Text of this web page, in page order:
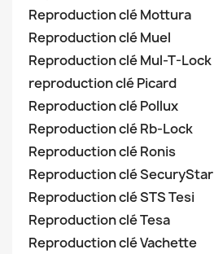
Reproduction clé Mottura
Reproduction clé Muel
Reproduction clé Mul-T-Lock
reproduction clé Picard
Reproduction clé Pollux
Reproduction clé Rb-Lock
Reproduction clé Ronis
Reproduction clé SecuryStar
Reproduction clé STS Tesi
Reproduction clé Tesa
Reproduction clé Vachette